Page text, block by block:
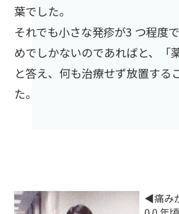
葉でした。
それでも小さな発疹が3 つ程度
めでしかないのであればと、「
と答え、何も治療せず放置する
た。